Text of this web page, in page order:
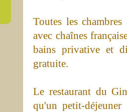
Toutes les
avec chaînes
bains privative et
gratuite.
Le restaurant du
qu'un petit-